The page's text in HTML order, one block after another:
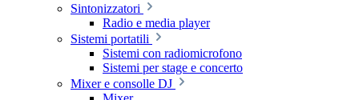
Sintonizzatori
Radio e media player
Sistemi portatili
Sistemi con radiomicrofono
Sistemi per stage e concerto
Mixer e consolle DJ